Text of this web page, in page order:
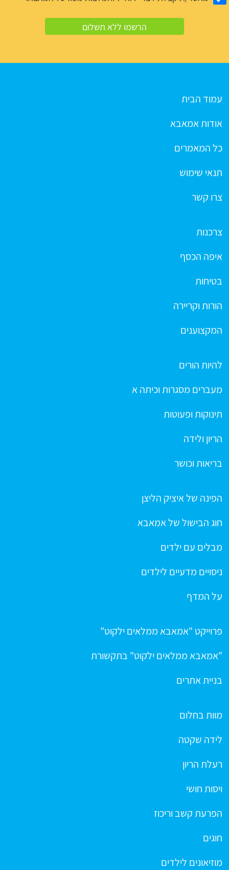
עמוד הבית
אודות אמאבא
כל המאמרים
תנאי שימוש
צרו קשר
צרכנות
איפה הכסף
בטיחות
הורות וקריירה
המקצוענים
להיות הורים
מעברים מסגרות וכיתה א
תינוקות ופעוטות
הריון ולידה
בריאות וכושר
הפינה של איציק הליצן
חוג הבישול של אמאבא
מבלים עם ילדים
ניסויים מדעיים לילדים
על המדף
פרוייקט "אמאבא ממלאים ילקוט"
"אמאבא ממלאים ילקוט" בתקשורת
בניית אתרים
מוות בחלום
לידה שקטה
רעלת הריון
ויסות חושי
הפרעת קשב וריכוז
חוגים
מוזיאונים לילדים